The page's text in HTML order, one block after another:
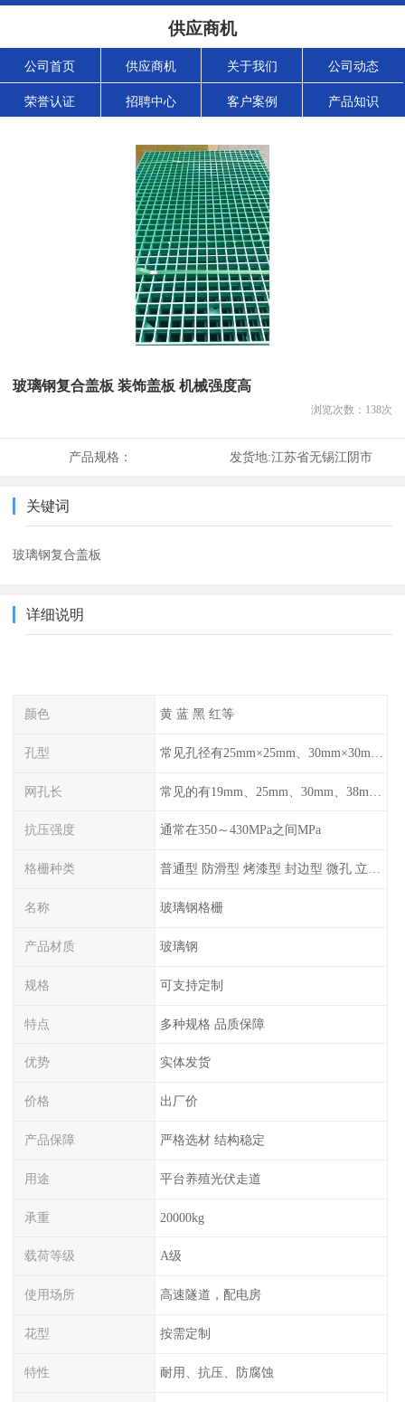
供应商机
公司首页 供应商机 关于我们 公司动态
荣誉认证 招聘中心 客户案例 产品知识
玻璃钢复合盖板 装饰盖板 机械强度高
浏览次数： 138次
产品规格： 发货地:江苏省无锡江阴市
关键词
玻璃钢复合盖板
详细说明
颜色 黄 蓝 黑 红等
孔型
网孔长
抗压强度 通常在350～430MPa之间MPa
格栅种类 普通型 防滑型 ‌烤漆型 封边型 ‌微孔 立体 加砂覆面型 平面型
名称 玻璃钢格栅
产品材质 玻璃钢
规格 可支持定制
特点 多种规格 品质保障
优势 实体发货
价格 出厂价
产品保障 严格选材 结构稳定
用途 平台养殖光伏走道
承重 20000kg
载荷等级 A级
使用场所 高速隧道，配电房
花型 按需定制
特性 耐用、抗压、防腐蚀